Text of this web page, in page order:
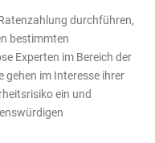
durchführen,
bestimmten
Experten im Bereich der
gehen im Interesse ihrer
ein und